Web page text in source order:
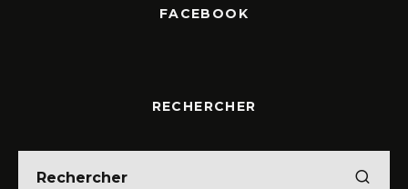
FACEBOOK
RECHERCHER